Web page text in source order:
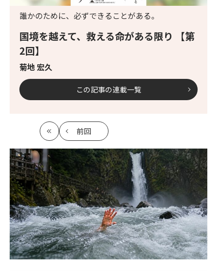
国境を越えて、救える命がある限り 【第
2回】
菊地 宏久
誰かのために、必ずできることがある。
この記事の連載一覧
最
初
前回
記
事
へ